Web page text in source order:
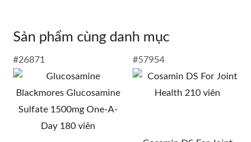
Sản phẩm cùng danh mục
#26871 #57954